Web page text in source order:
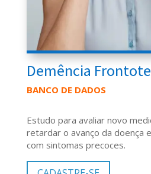
Demência
BANCO DE DADOS
Estudo para avaliar novo
retardar o avanço da doença
com sintomas precoces.